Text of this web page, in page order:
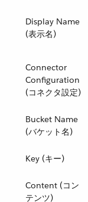
Display Name
(表示名)
Connector
Configuration
(コネクタ設定)
Bucket Name
(バケット名)
Key (キー)
Content (コン
テンツ)